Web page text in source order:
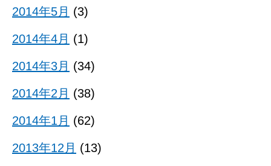
2014年5月 (3)
2014年4月 (1)
2014年3月 (34)
2014年2月 (38)
2014年1月 (62)
2013年12月 (13)